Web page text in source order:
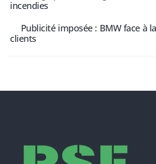
incendies
Publicité imposée : BMW face à
clients